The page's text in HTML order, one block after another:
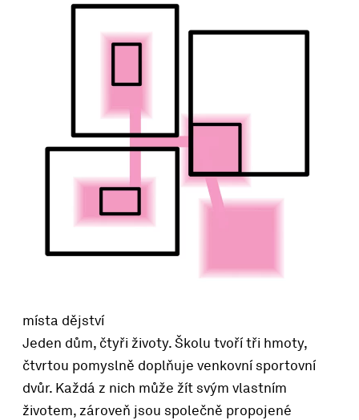
místa dějství
Jeden dům, čtyři životy. Školu tvoří tři hmoty,
čtvrtou pomyslně doplňuje venkovní sportovní
dvůr. Každá z nich může žít svým vlastním
životem, zároveň jsou společně propojené